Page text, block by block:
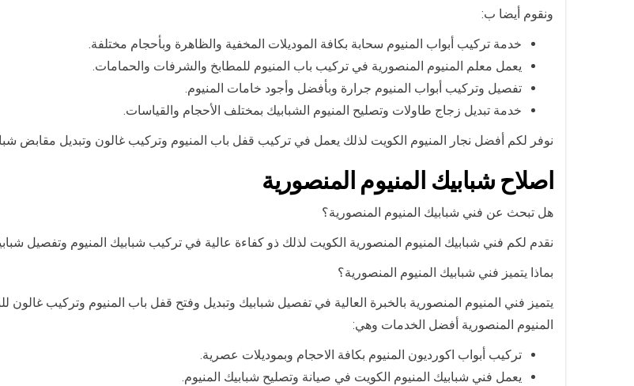
ونقوم أيضا ب:
خدمة تركيب أبواب المنيوم سحابة بكافة الموديلات المخفية والظاهرة وبأحجام مختلفة.
يعمل معلم المنيوم المنصورية في تركيب باب المنيوم للمطابخ والشرفات والحمامات.
تفصيل وتركيب أبواب المنيوم جرارة وبأفضل وأجود خامات المنيوم.
خدمة تبديل زجاج طاولات وتصليح المنيوم الشبابيك بمختلف الأحجام والقياسات.
نوفر لكم أفضل نجار المنيوم الكويت لذلك يعمل في تركيب قفل باب المنيوم وتركيب غالون وتبديل مقابض
اصلاح شبابيك المنيوم المنصورية
هل تبحث عن فني شبابيك المنيوم المنصورية؟
نقدم لكم فني شبابيك المنيوم المنصورية الكويت لذلك ذو كفاءة عالية في تركيب شبابيك المنيوم وتفصيل
بماذا يتميز فني شبابيك المنيوم المنصورية؟
يتميز فني المنيوم المنصورية بالخبرة العالية في تفصيل شبابيك وتبديل وفتح قفل باب المنيوم وتركيب
المنيوم المنصورية أفضل الخدمات وهي:
تركيب أبواب اكورديون المنيوم بكافة الاحجام وبموديلات عصرية.
يعمل فني شبابيك المنيوم الكويت في صيانة وتصليح شبابيك المنيوم.